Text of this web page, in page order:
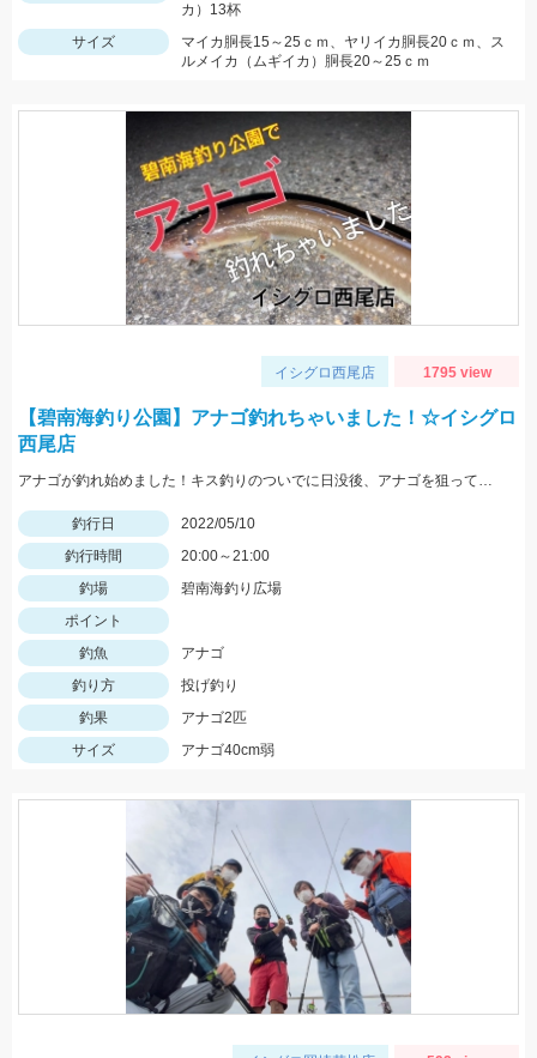
カ）13杯
サイズ
マイカ胴長15～25ｃｍ、ヤリイカ胴長20ｃｍ、ス
ルメイカ（ムギイカ）胴長20～25ｃｍ
イシグロ西尾店 1795 view
【碧南海釣り公園】アナゴ釣れちゃいました！☆イシグロ
西尾店
アナゴが釣れ始めました！キス釣りのついでに日没後、アナゴを狙ってみませんか？
釣行日
2022/05/10
釣行時間
20:00～21:00
釣場
碧南海釣り広場
ポイント
釣魚
アナゴ
釣り方
投げ釣り
釣果
アナゴ2匹
サイズ
アナゴ40cm弱